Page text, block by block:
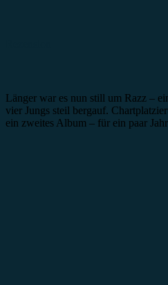
Länger war es nun still um Razz –
vier Jungs steil bergauf.
ein zweites Album – für ein paar